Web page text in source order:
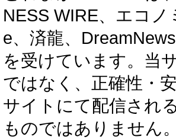
NESS WIRE、エコ
e、済龍、
を受けています。当
ではなく、正確性・
サイトにて配信され
ものではありません。